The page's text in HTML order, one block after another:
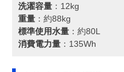
洗濯容量 ：12kg
重量 ：約88kg
標準使用水量 ：約80L
消費電力量 ：135Wh